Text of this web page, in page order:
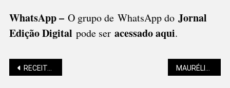
WhatsApp – O grupo de WhatsApp doJornal
Edição Digital pode ser acessado aqui.
Navegação
RECEITAS DO ELVIS: COMO FAZER MOLHO ROSÉ APIMENTADO